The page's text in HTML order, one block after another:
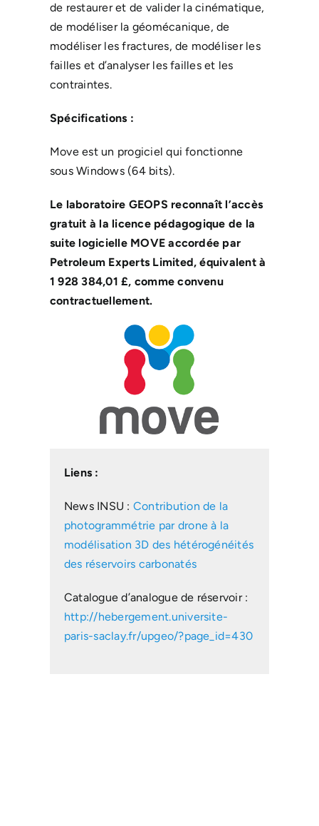
de restaurer et de valider la cinématique,
de modéliser la géomécanique, de
modéliser les fractures, de modéliser les
failles et d’analyser les failles et les
contraintes.
Spécifications :
Move est un progiciel qui fonctionne
sous Windows (64 bits).
Le laboratoire GEOPS reconnaît l’accès
gratuit à la licence pédagogique de la
suite logicielle MOVE accordée par
Petroleum Experts Limited, équivalent à
1 928 384,01 £, comme convenu
contractuellement.
Liens :
News INSU : Contribution de la
photogrammétrie par drone à la
modélisation 3D des hétérogénéités
des réservoirs carbonatés
Catalogue d’analogue de réservoir :
http://hebergement.universite-
paris-saclay.fr/upgeo/?page_id=430